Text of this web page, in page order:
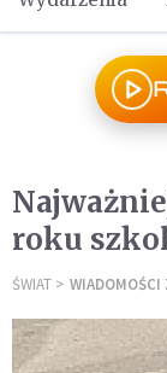
roku
ŚWIAT WIADOMOŚCI